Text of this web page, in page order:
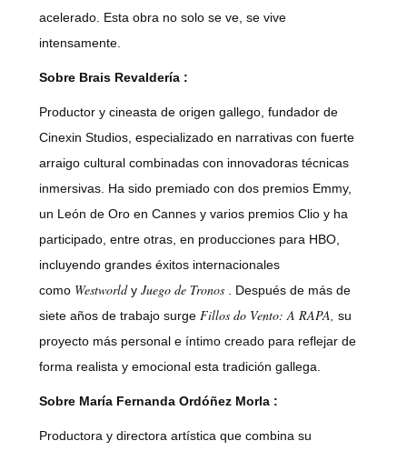
acelerado. Esta obra no solo se ve, se vive
intensamente.
Sobre Brais Revaldería :
Productor y cineasta de origen gallego, fundador de
Cinexin Studios, especializado en narrativas con fuerte
arraigo cultural combinadas con innovadoras técnicas
inmersivas. Ha sido premiado con dos premios Emmy,
un León de Oro en Cannes y varios premios Clio y ha
participado, entre otras, en producciones para HBO,
incluyendo grandes éxitos internacionales
como Westworldy Juego de Tronos. Después de más de
siete años de trabajo surge Fillos do Vento: A RAPA, su
proyecto más personal e íntimo creado para reflejar de
forma realista y emocional esta tradición gallega.
Sobre María Fernanda Ordóñez Morla :
Productora y directora artística que combina su